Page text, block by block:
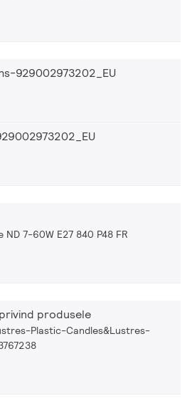
929002973202_EU
7-60W E27 840 P48 FR
produsele
Plastic-Candles&Lustres-